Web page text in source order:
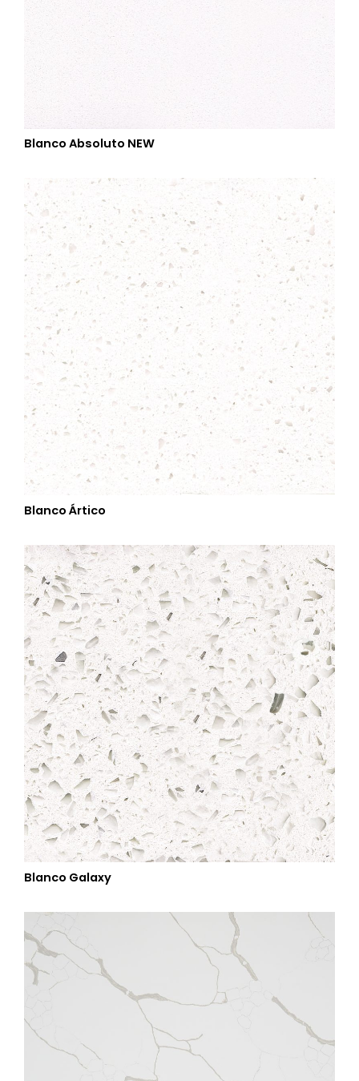
Blanco Absoluto NEW
Blanco Ártico
Blanco Galaxy